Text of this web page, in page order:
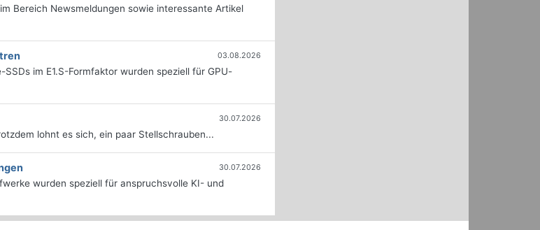
Bereich Newsmeldungen sowie interessante Artikel
03.08.2026
im E1.S-Formfaktor wurden speziell für GPU-
30.07.2026
lohnt es sich, ein paar Stellschrauben...
30.07.2026
wurden speziell für anspruchsvolle KI- und